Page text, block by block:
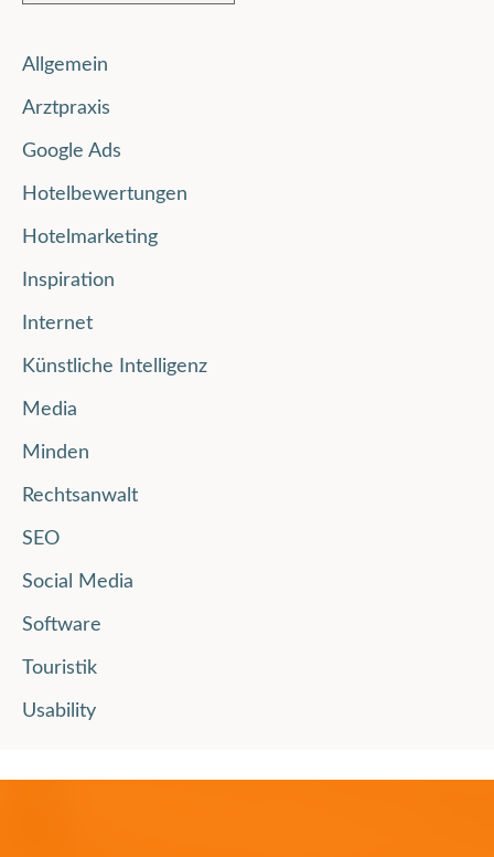
Allgemein
Arztpraxis
Google Ads
Hotelbewertungen
Hotelmarketing
Inspiration
Internet
Künstliche Intelligenz
Media
Minden
Rechtsanwalt
SEO
Social Media
Software
Touristik
Usability